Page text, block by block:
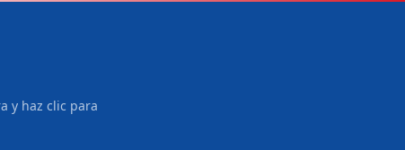
y haz clic para